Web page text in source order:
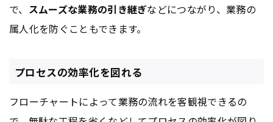
で、 スムーズな業務の引き継ぎなどにつながり、業務の
属人化を防ぐこともできます。
プロセスの効率化を図れる
フローチャートによって業務の流れを客観視できるの